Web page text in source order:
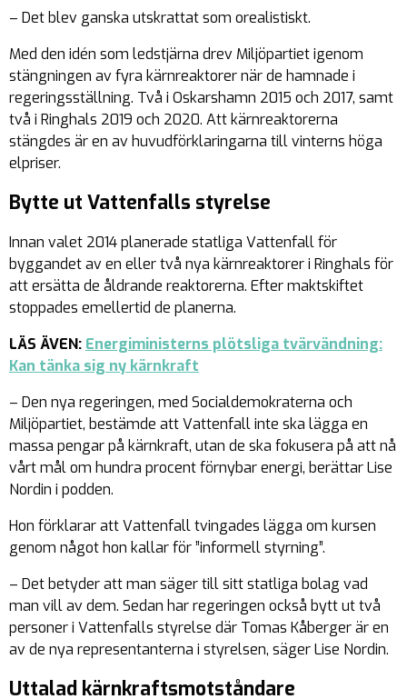
– Det blev ganska utskrattat som orealistiskt.
Med den idén som ledstjärna drev Miljöpartiet igenom
stängningen av fyra kärnreaktorer när de hamnade i
regeringsställning. Två i Oskarshamn 2015 och 2017, samt
två i Ringhals 2019 och 2020. Att kärnreaktorerna
stängdes är en av huvudförklaringarna till vinterns höga
elpriser.
Bytte ut Vattenfalls styrelse
Innan valet 2014 planerade statliga Vattenfall för
byggandet av en eller två nya kärnreaktorer i Ringhals för
att ersätta de åldrande reaktorerna. Efter maktskiftet
stoppades emellertid de planerna.
LÄS ÄVEN: Energiministerns plötsliga tvärvändning:
Kan tänka sig ny kärnkraft
– Den nya regeringen, med Socialdemokraterna och
Miljöpartiet, bestämde att Vattenfall inte ska lägga en
massa pengar på kärnkraft, utan de ska fokusera på att nå
vårt mål om hundra procent förnybar energi, berättar Lise
Nordin i podden.
Hon förklarar att Vattenfall tvingades lägga om kursen
genom något hon kallar för ”informell styrning”.
– Det betyder att man säger till sitt statliga bolag vad
man vill av dem. Sedan har regeringen också bytt ut två
personer i Vattenfalls styrelse där Tomas Kåberger är en
av de nya representanterna i styrelsen, säger Lise Nordin.
Uttalad kärnkraftsmotståndare